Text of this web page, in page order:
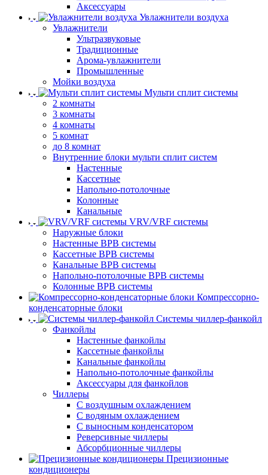
Аксессуары
Увлажнители воздуха
Увлажнители
Ультразвуковые
Традиционные
Арома-увлажнители
Промышленные
Мойки воздуха
Мульти сплит системы
2 комнаты
3 комнаты
4 комнаты
5 комнат
до 8 комнат
Внутренние блоки мульти сплит систем
Настенные
Кассетные
Напольно-потолочные
Колонные
Канальные
VRV/VRF системы
Наружные блоки
Настенные ВРВ системы
Кассетные ВРВ системы
Канальные ВРВ системы
Напольно-потолочные ВРВ системы
Колонные ВРВ системы
Компрессорно-
конденсаторные блоки
Системы чиллер-фанкойл
Фанкойлы
Настенные фанкойлы
Кассетные фанкойлы
Канальные фанкойлы
Напольно-потолочные фанкойлы
Аксессуары для фанкойлов
Чиллеры
С воздушным охлаждением
С водяным охлаждением
С выносным конденсатором
Реверсивные чиллеры
Абсорбционные чиллеры
Прецизионные
кондиционеры